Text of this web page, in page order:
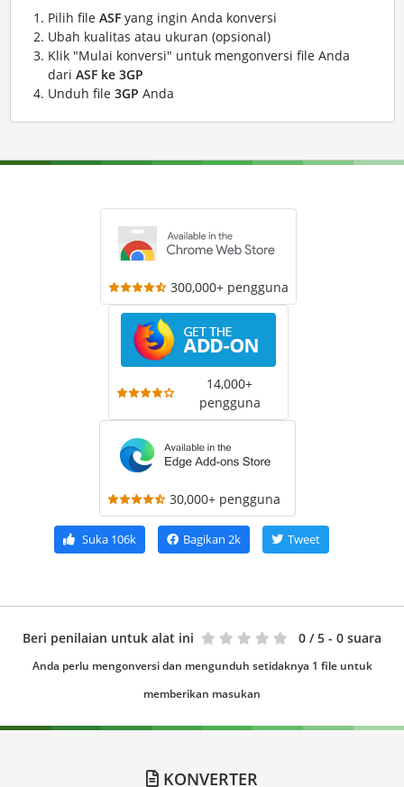
Pilih file ASFyang ingin Anda konversi
Ubah kualitas atau ukuran (opsional)
Klik "Mulai konversi" untuk mengonversi file Anda
dari ASF ke 3GP
Unduh file 3GP Anda
300,000+ pengguna
14,000+
pengguna
30,000+ pengguna
Suka106k Bagikan 2k Tweet
Beri penilaian untuk alat ini 0 / 5 - 0 suara
Anda perlu mengonversi dan mengunduh setidaknya 1 file untuk
memberikan masukan
KONVERTER